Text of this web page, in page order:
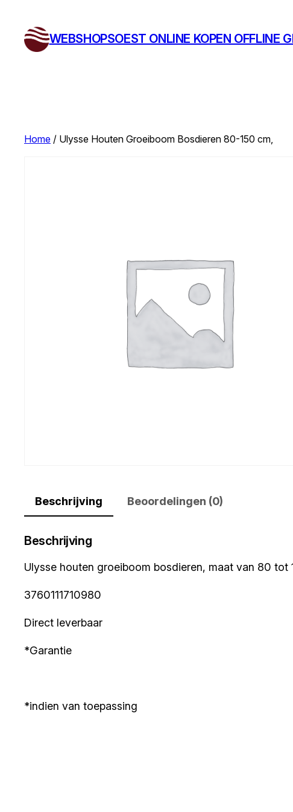
WEBSHOPSOEST ONLINE KOPEN OFFLINE
Home / Ulysse Houten Groeiboom Bosdieren 80-150 cm,
Beschrijving Beoordelingen (0)
Beschrijving
Ulysse houten groeiboom bosdieren, maat van 80
3760111710980
Direct leverbaar
*Garantie
*indien van toepassing